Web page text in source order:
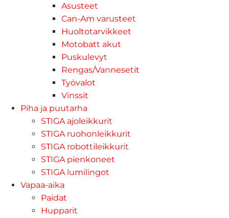
Asusteet
Can-Am varusteet
Huoltotarvikkeet
Motobatt akut
Puskulevyt
Rengas/Vannesetit
Työvalot
Vinssit
Piha ja puutarha
STIGA ajoleikkurit
STIGA ruohonleikkurit
STIGA robottileikkurit
STIGA pienkoneet
STIGA lumilingot
Vapaa-aika
Paidat
Hupparit